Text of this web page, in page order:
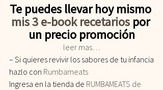
Te puedes llevar hoy mismo
mis 3 e-book recetarios por
un precio promoción
leer mas…
– Si quieres revivir los sabores de tu infancia
hazlo con Rumbameats
Ingresa en la tienda de RUMBAMEATS de